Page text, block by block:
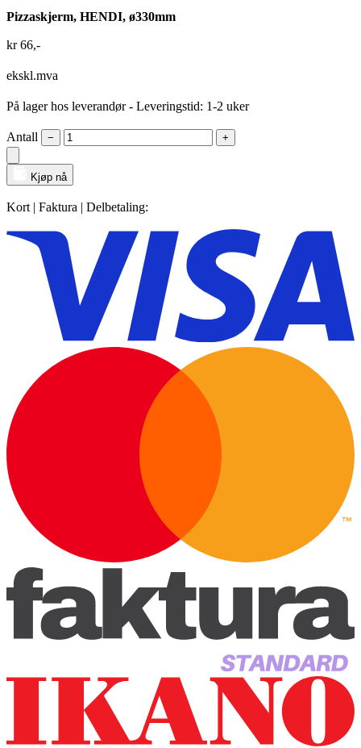
Pizzaskjerm, HENDI, ø330mm
kr66,-
ekskl.mva
På lager hos leverandør- Leveringstid: 1-2 uker
Antall − +
Kjøp nå
Kort | Faktura | Delbetaling: